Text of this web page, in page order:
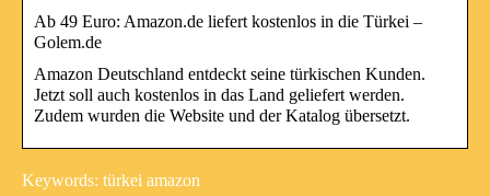
Ab 49 Euro: Amazon.de liefert kostenlos in die Türkei –
Golem.de
Amazon Deutschland entdeckt seine türkischen Kunden.
Jetzt soll auch kostenlos in das Land geliefert werden.
Zudem wurden die Website und der Katalog übersetzt.
Keywords: türkei amazon